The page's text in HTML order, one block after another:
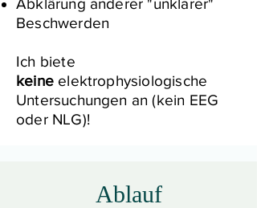
Abklärung anderer "unklarer"
Beschwerden
Ich biete
keineelektrophysiologische
Untersuchungen an (kein EEG
oder NLG)!
Ablauf